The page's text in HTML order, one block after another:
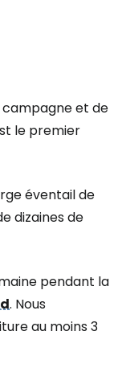
campagne et de
le premier
éventail de
dizaines de
pendant la
. Nous
au moins 3